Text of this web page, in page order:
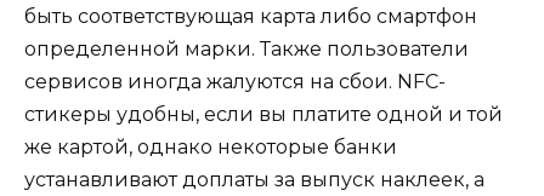
быть соответствующая карта либо смартфон
определенной марки. Также пользователи
сервисов иногда жалуются на сбои. NFC-
стикеры удобны, если вы платите одной и той
же картой, однако некоторые банки
устанавливают доплаты за выпуск наклеек, а